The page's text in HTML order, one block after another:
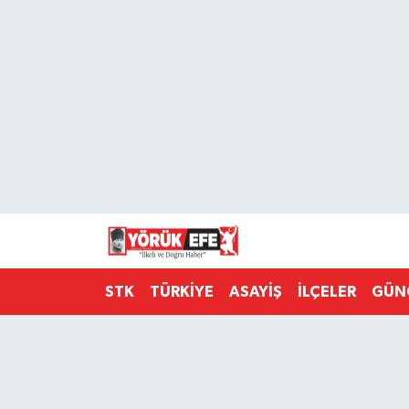
STK TÜRKİYE ASAYİŞ İLÇELER
Süper Lig Puan Durumu ve Fikstür
Tüm Manşetler